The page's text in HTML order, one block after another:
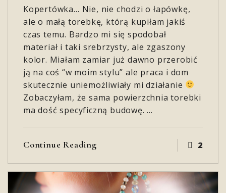
Kopertówka… Nie, nie chodzi o łapówkę,
ale o małą torebkę, którą kupiłam jakiś
czas temu. Bardzo mi się spodobał
materiał i taki srebrzysty, ale zgaszony
kolor. Miałam zamiar już dawno przerobić
ją na coś “w moim stylu” ale praca i dom
skutecznie uniemożliwiały mi działanie
Zobaczyłam, że sama powierzchnia torebki
ma dość specyficzną budowę. …
Continue Reading 2